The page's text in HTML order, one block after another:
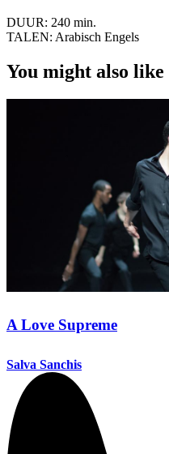
DUUR: 240 min.
TALEN: Arabisch Engels
You might also like
A Love Supreme
Salva Sanchis